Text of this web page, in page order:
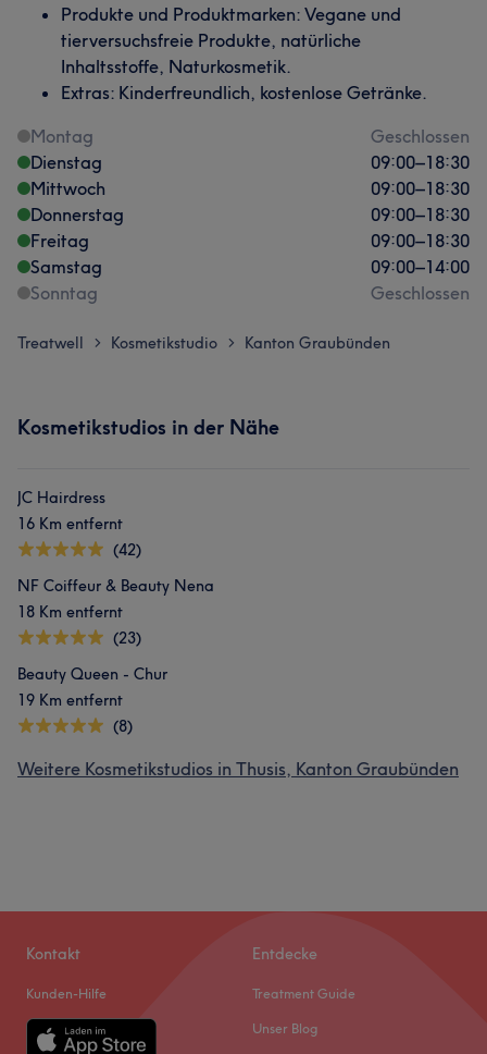
Produkte und Produktmarken: Vegane und
tierversuchsfreie Produkte, natürliche
Inhaltsstoffe, Naturkosmetik.
Extras: Kinderfreundlich, kostenlose Getränke.
Montag
Geschlossen
Dienstag
09:00–18:30
Mittwoch
09:00–18:30
Donnerstag
09:00–18:30
Freitag
09:00–18:30
Samstag
09:00–14:00
Sonntag
Geschlossen
Treatwell > Kosmetikstudio > Kanton Graubünden
Kosmetikstudios in der Nähe
JC Hairdress
16 Km entfernt
(42)
NF Coiffeur & Beauty Nena
18 Km entfernt
(23)
Beauty Queen - Chur
19 Km entfernt
(8)
Weitere Kosmetikstudios in Thusis, Kanton Graubünden
Kontakt
Kunden-Hilfe
Entdecke
Treatment Guide
Unser Blog